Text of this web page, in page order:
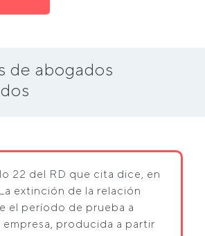
de abogados
22 del RD que cita dice, en
extinción de la relación
el período de prueba a
empresa, producida a partir